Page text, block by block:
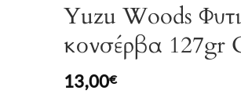
Yuzu Woods
κονσέρβα 127gr
13,00€